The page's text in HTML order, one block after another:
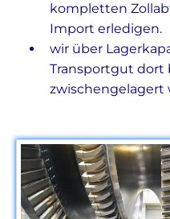
kompletten
Import erledigen.
wir über
Transportgut dort
zwischengelagert